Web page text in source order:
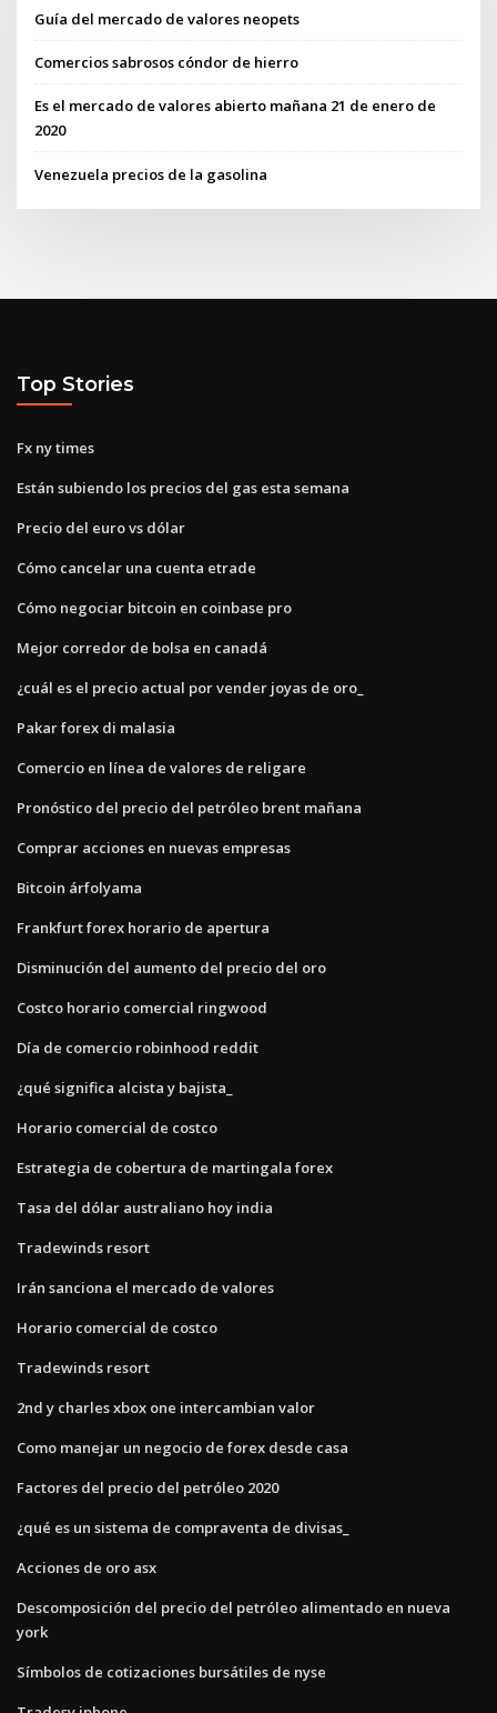
Guía del mercado de valores neopets
Comercios sabrosos cóndor de hierro
Es el mercado de valores abierto mañana 21 de enero de
2020
Venezuela precios de la gasolina
Top Stories
Fx ny times
Están subiendo los precios del gas esta semana
Precio del euro vs dólar
Cómo cancelar una cuenta etrade
Cómo negociar bitcoin en coinbase pro
Mejor corredor de bolsa en canadá
¿cuál es el precio actual por vender joyas de oro_
Pakar forex di malasia
Comercio en línea de valores de religare
Pronóstico del precio del petróleo brent mañana
Comprar acciones en nuevas empresas
Bitcoin árfolyama
Frankfurt forex horario de apertura
Disminución del aumento del precio del oro
Costco horario comercial ringwood
Día de comercio robinhood reddit
¿qué significa alcista y bajista_
Horario comercial de costco
Estrategia de cobertura de martingala forex
Tasa del dólar australiano hoy india
Tradewinds resort
Irán sanciona el mercado de valores
Horario comercial de costco
Tradewinds resort
2nd y charles xbox one intercambian valor
Como manejar un negocio de forex desde casa
Factores del precio del petróleo 2020
¿qué es un sistema de compraventa de divisas_
Acciones de oro asx
Descomposición del precio del petróleo alimentado en nueva
york
Símbolos de cotizaciones bursátiles de nyse